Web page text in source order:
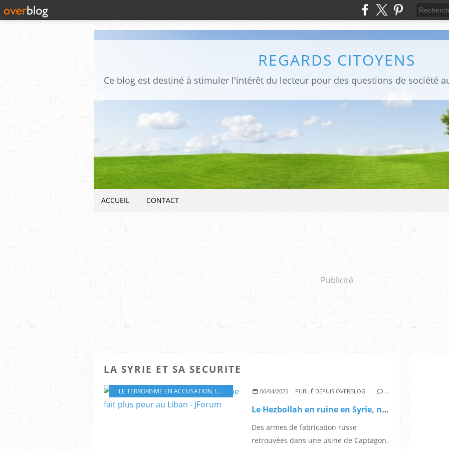
REGARDS CITOYENS
ACCUEIL CONTACT
Publicité
LA SYRIE ET SA SECURITE
LE TERRORISME EN ACCUSATION, LE TERRORISME EN QUESTION ,REGARDS MULTIPLES SUR LE CONFLIT QUI OPPOSE
06/04/2025 PUBLIÉ DEPUIS OVERBLOG …
Le Hezbollah en ruine en Syrie, ne fait plus peur au Liban - JForum
Des armes de fabrication russe
retrouvées dans une usine de Captagon,